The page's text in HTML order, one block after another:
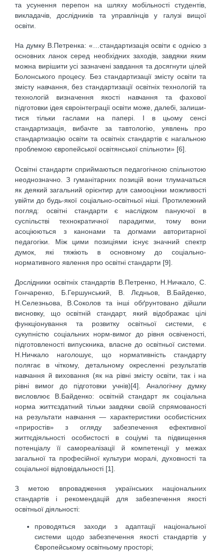
та усунення перепон на шляху мобільності студентів,
викладачів, дослідників та управлінців у галузі вищої
освіти.
На думку В.Петренка: «…стандартизація освіти є однією з
основних ланок серед необхідних за­ходів, завдяки яким
можна вирішити усі зазначені завдання та досягнути цілей
Болонського процесу. Без стандартизації змісту освіти та
змісту навчання, без стандартизації освітніх технологій та
техноло­гій визначення якості навчання та фахової
підготовки ідея євроінтеграції освіти може, далебі, залиши­
тися тільки гаслами на папері. І в цьому сенсі
стандартизація, вибачте за тавтологію, уявлень про
стандартизацію освіти та освітніх стандартів є нагальною
проблемою європейської освітянської спіль­ноти» [6].
Освітні стандарти сприймаються педагогічною спільнотою
неоднозначно. З гуманітарних пози­цій вони тлумачаться
як деякий загальний орієнтир для самооцінки можливості
увійти до будь-якої соціально-освітньої ніші. Протилежний
погляд: освітні стандарти є наслідком пануючої в
суспільстві технократичної парадигми, тому вони
асоціюються з канонами та догмами авторитарної
педагогіки. Між цими позиціями існує значний спектр
думок, які тяжіють в основному до соціально-
нормативного явлення про освітні стандарти [9].
Дослідники освітніх стандартів В.Петренко, Н.Ничкало, С.
Гончаренко, Б.Гершунський, В. Лєдньов, В.Байденко,
Н.Селезньова, В.Соколов та інші обґрунтовано дійшли
висновку, що освітній стандарт, який відображає цілі
функціонування та розвитку освітньої системи, є
сукупністю соціальних норм-вимог до рів­ня освіченості,
підготовленості випускника, власне до освітньої системи.
Н.Ничкало наголошує, що норма­тивність стандарту
полягає в чіткому, детальному окресленні результатів
навчання й виховання (як на рівні змісту освіти, так і на
рівні вимог до підготовки учнів)[4]. Аналогічну думку
висловлює В.Байденко: освітній стандарт як соціальна
норма життєздатний тільки завдяки своїй спрямованості
на результати на­вчання — характеристики особистісних
«приростів» з огляду забезпечення ефективної
життєдіяльності осо­бистості в соціумі та підвищення
потенціалу її самореалізації й компетенції у межах
загальної та професійної культури моралі, духовності та
соціальної відповідальності [1].
З метою впровадження українських національних
стандартів і рекомендацій для забезпечення якості
освітньої діяльності:
проводяться заходи з адаптації національної
системи щодо забезпечення якості стандартів у
Європейському освітньому просторі;